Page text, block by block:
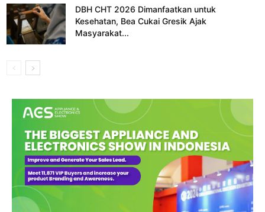
DBH CHT 2026 Dimanfaatkan untuk
Kesehatan, Bea Cukai Gresik Ajak
Masyarakat...